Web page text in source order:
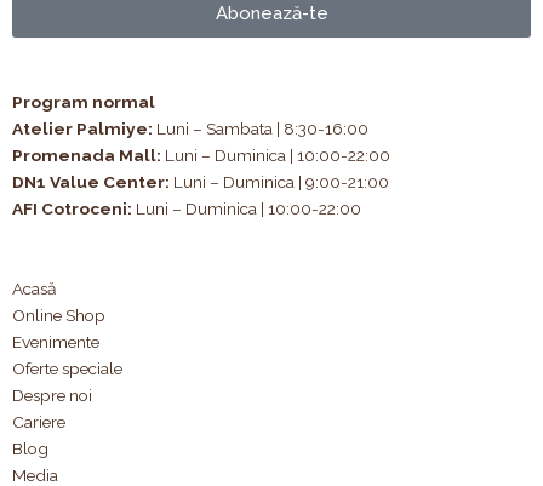
Abonează-te
Program normal
Atelier Palmiye: Luni – Sambata | 8:30-16:00
Promenada Mall: Luni – Duminica | 10:00-22:00
DN1 Value Center: Luni – Duminica | 9:00-21:00
AFI Cotroceni: Luni – Duminica | 10:00-22:00
Acasă
Online Shop
Evenimente
Oferte speciale
Despre noi
Cariere
Blog
Media